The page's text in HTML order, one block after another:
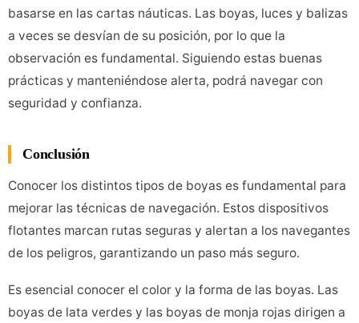
basarse en las cartas náuticas. Las boyas, luces y balizas
a veces se desvían de su posición, por lo que la
observación es fundamental. Siguiendo estas buenas
prácticas y manteniéndose alerta, podrá navegar con
seguridad y confianza.
Conclusión
Conocer los distintos tipos de boyas es fundamental para
mejorar las técnicas de navegación. Estos dispositivos
flotantes marcan rutas seguras y alertan a los navegantes
de los peligros, garantizando un paso más seguro.
Es esencial conocer el color y la forma de las boyas. Las
boyas de lata verdes y las boyas de monja rojas dirigen a